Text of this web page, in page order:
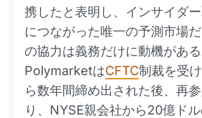
携したと表明し、インサイダ
につながった唯一の予測市場
の協力は義務だけに動機がある
PolymarketはCFTC制裁を受
ら数年間締め出された後、再
り、NYSE親会社から20億ドル